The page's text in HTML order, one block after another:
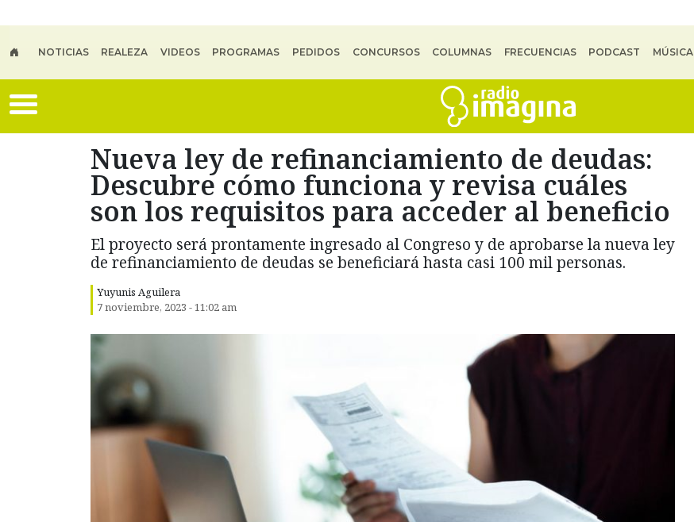
NOTICIAS REALEZA VIDEOS PROGRAMAS PEDIDOS CONCURSOS COLUMNAS FRECUENCIAS PODCAST MÚSICA
Nueva ley de refinanciamiento de deudas:
Descubre cómo funciona y revisa cuáles
son los requisitos para acceder al beneficio
El proyecto será prontamente ingresado al Congreso y de aprobarse la nueva ley
de refinanciamiento de deudas se beneficiará hasta casi 100 mil personas.
Yuyunis Aguilera
7 noviembre, 2023 - 11:02 am